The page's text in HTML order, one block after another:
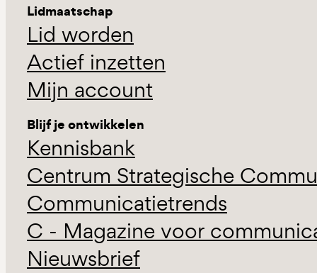
Lidmaatschap
Lid worden
Actief inzetten
Mijn account
Blijf je ontwikkelen
Kennisbank
Centrum Strategische
Communicatietrends
C - Magazine voor
Nieuwsbrief